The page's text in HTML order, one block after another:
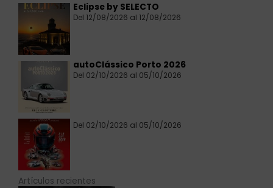
Eclipse by SELECTO
Del 12/08/2026 al 12/08/2026
autoClássico Porto 2026
Del 02/10/2026 al 05/10/2026
Del 02/10/2026 al 05/10/2026
Artículos recientes